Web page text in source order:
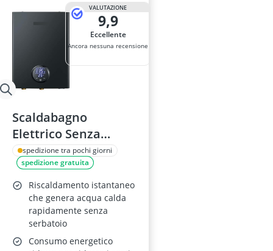
VALUTAZIONE
9,9
Eccellente
Ancora nessuna recensione
Scaldabagno
Elettrico Senza
Serbatoio 18 kW –
Scaldacqua
Istantaneo con
Punto di Utilizzo e
Automodulazione
spedizione tra pochi giorni
spedizione gratuita
Riscaldamento istantaneo
che genera acqua calda
rapidamente senza
serbatoio
Consumo energetico